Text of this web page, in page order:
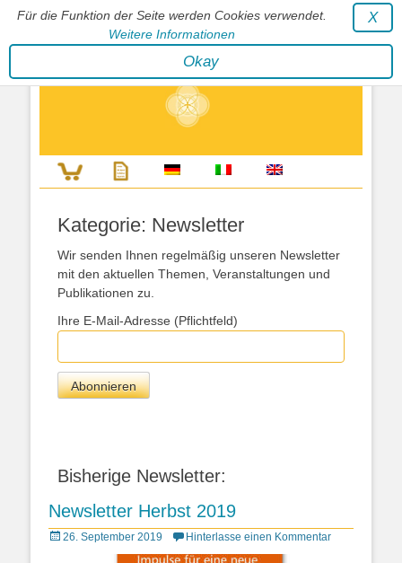
Für die Funktion der Seite werden Cookies verwendet.
Weitere Informationen
X
Okay
Stephan Wunderlich Verlag
Literatur zur Förderung der Gestaltfähigkeit des Lebens
Kategorie: Newsletter
Wir senden Ihnen regelmäßig unseren Newsletter
mit den aktuellen Themen, Veranstaltungen und
Publikationen zu.
Ihre E-Mail-Adresse (Pflichtfeld)
Bisherige Newsletter:
Newsletter Herbst 2019
Posted
26. September 2019 Hinterlasse einen Kommentar